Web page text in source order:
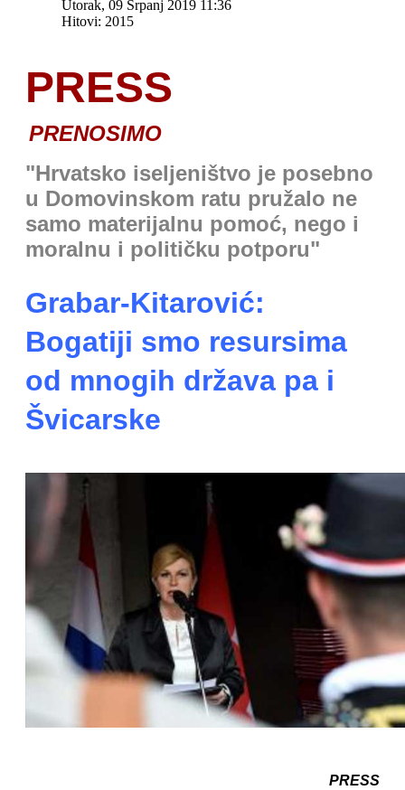
Utorak, 09 Srpanj 2019 11:36
Hitovi: 2015
PRESS
PRENOSIMO
"Hrvatsko iseljeništvo je posebno
u Domovinskom ratu pružalo ne
samo materijalnu pomoć, nego i
moralnu i političku potporu"
Grabar-Kitarović:
Bogatiji smo resursima
od mnogih država pa i
Švicarske
PRESS